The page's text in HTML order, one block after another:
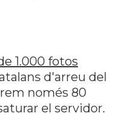
1.000 fotos
d'arreu del
només 80
el servidor.